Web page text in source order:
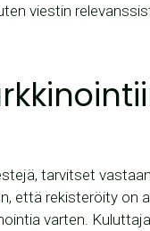
viestin
tarvitset
että rekisteröity on
varten.